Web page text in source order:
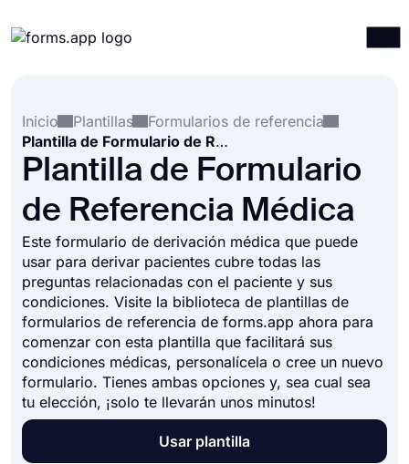
Integraciones
Plantillas
Recursos
Inicio
Plantillas
Formularios de referencia
Plantilla de Formulario de Referencia Médica
Plantilla de Formulario
de Referencia Médica
Este formulario de derivación médica que puede
usar para derivar pacientes cubre todas las
preguntas relacionadas con el paciente y sus
condiciones. Visite la biblioteca de plantillas de
formularios de referencia de forms.app ahora para
comenzar con esta plantilla que facilitará sus
condiciones médicas, personalícela o cree un nuevo
formulario. Tienes ambas opciones y, sea cual sea
tu elección, ¡solo te llevarán unos minutos!
Usar plantilla